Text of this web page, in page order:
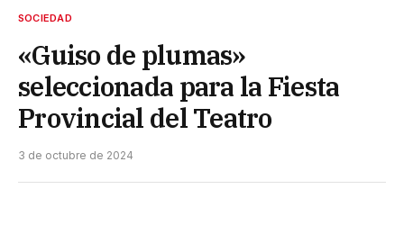
SOCIEDAD
«Guiso de plumas»
seleccionada para la Fiesta
Provincial del Teatro
3 de octubre de 2024